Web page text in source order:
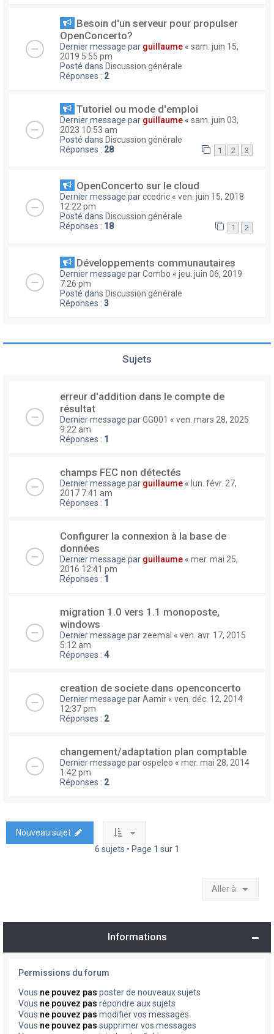
Besoin d'un serveur pour propulser
OpenConcerto?
Dernier message par guillaume « sam. juin 15,
2019 5:55 pm
Posté dans Discussion générale
Réponses : 2
Tutoriel ou mode d'emploi
Dernier message par guillaume « sam. juin 03,
2023 10:53 am
Posté dans Discussion générale
Réponses : 28 1 2 3
OpenConcerto sur le cloud
Dernier message parccedric « ven. juin 15, 2018
12:22 pm
Posté dans Discussion générale
Réponses : 18 1 2
Développements communautaires
Dernier message parCombo « jeu. juin 06, 2019
7:26 pm
Posté dans Discussion générale
Réponses : 3
Sujets
erreur d'addition dans le compte de
résultat
Dernier message parGG001 « ven. mars 28, 2025
9:22 am
Réponses : 1
champs FEC non détectés
Dernier message par guillaume « lun. févr. 27,
2017 7:41 am
Réponses : 1
Configurer la connexion à la base de
données
Dernier message par guillaume « mer. mai 25,
2016 12:41 pm
Réponses : 1
migration 1.0 vers 1.1 monoposte,
windows
Dernier message par zeemal « ven. avr. 17, 2015
5:12 am
Réponses : 4
creation de societe dans openconcerto
Dernier message parAamir « ven. déc. 12, 2014
12:37 pm
Réponses : 2
changement/adaptation plan comptable
Dernier message parospeleo « mer. mai 28, 2014
1:42 pm
Réponses : 2
Nouveau sujet
6 sujets • Page 1 sur 1
Aller à
Informations
Permissions du forum
Vous ne pouvez pas poster de nouveaux sujets
Vous ne pouvez pas répondre aux sujets
Vous ne pouvez pas modifier vos messages
Vous ne pouvez pas supprimer vos messages